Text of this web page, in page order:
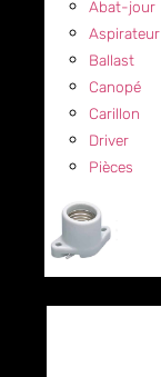
Abat-jour
Aspirateur
Ballast
Canopé
Carillon
Driver
Pièces